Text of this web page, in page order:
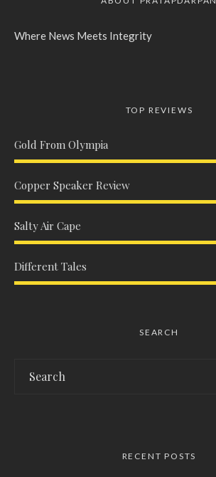
Where News Meets Integrity
TOP REVIEWS
Gold From Olympia
Copper Speaker Review
Salty Air Cape
Different Tales
SEARCH
RECENT POSTS